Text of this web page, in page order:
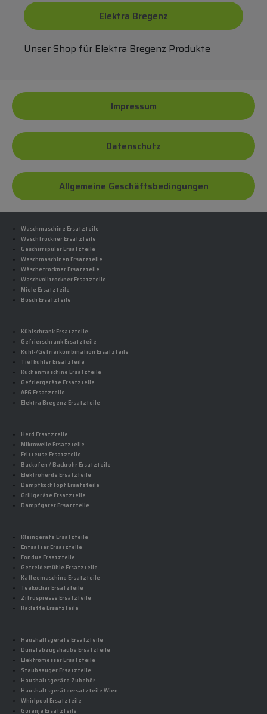
Elektra Bregenz
Unser Shop für Elektra Bregenz Produkte
Impressum
Datenschutz
Allgemeine Geschäftsbedingungen
Waschmaschine Ersatzteile
Waschtrockner Ersatzteile
Geschirrspüler Ersatzteile
Waschmaschinen Ersatzteile
Wäschetrockner Ersatzteile
Waschvolltrockner Ersatzteile
Miele Ersatzteile
Bosch Ersatzteile
Kühlschrank Ersatzteile
Gefrierschrank Ersatzteile
Kühl-/Gefrierkombination Ersatzteile
Tiefkühler Ersatzteile
Küchenmaschine Ersatzteile
Gefriergeräte Ersatzteile
AEG Ersatzteile
Elektra Bregenz Ersatzteile
Herd Ersatzteile
Mikrowelle Ersatzteile
Fritteuse Ersatzteile
Backofen / Backrohr Ersatzteile
Elektroherde Ersatzteile
Dampfkochtopf Ersatzteile
Grillgeräte Ersatzteile
Dampfgarer Ersatzteile
Kleingeräte Ersatzteile
Entsafter Ersatzteile
Fondue Ersatzteile
Getreidemühle Ersatzteile
Kaffeemaschine Ersatzteile
Teekocher Ersatzteile
Zitruspresse Ersatzteile
Raclette Ersatzteile
Haushaltsgeräte Ersatzteile
Dunstabzugshaube Ersatzteile
Elektromesser Ersatzteile
Staubsauger Ersatzteile
Haushaltsgeräte Zubehör
Haushaltsgeräteersatzteile Wien
Whirlpool Ersatzteile
Gorenje Ersatzteile